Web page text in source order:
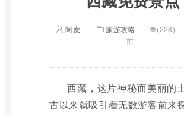
阿麦 旅游攻略 (228)
前
西藏，这片神秘而美丽的
古以来就吸引着无数游客前来